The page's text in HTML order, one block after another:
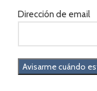
Dirección de email